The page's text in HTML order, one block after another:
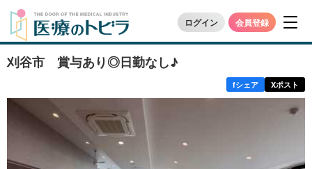
ログイン 会員登録
刈谷市 賞与あり◎日勤なし♪
fシェア Xポスト